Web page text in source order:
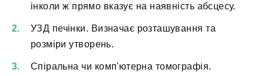
інколи ж прямо вказує на наявність абсцесу.
УЗД печінки. Визначає розташування та
розміри утворень.
Спіральна чи комп'ютерна томографія.